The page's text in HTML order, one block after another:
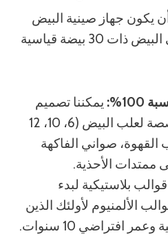
جهاز صينية البيض
الخاص بك جاهزًا. صواني البيض ذات 30 بيضة قياسية
يمكننا تصميم
وتصنيع قوالب مخصصة لعلب البيض (6، 10، 12
القهوة، صواني الفاكهة
ممتدات الأحذية.
بلاستيكية لبدء
الألمنيوم لأولئك الذين
افتراضي 10 سنوات.